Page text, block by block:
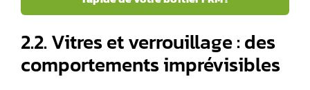
2.2. Vitres et verrouillage : des
comportements imprévisibles